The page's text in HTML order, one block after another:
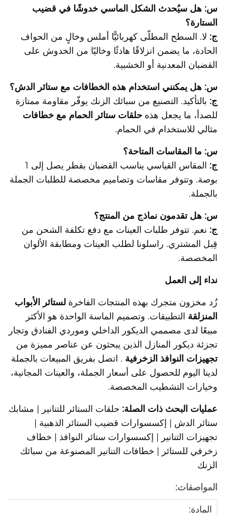
س: هل سيُحدث الشكل الماسي خدوشًا في قضيب
الستارة؟
ج: لا. السطح المطلّى كهربائيًّا أملس وخالٍ من الحواف
الحادة، ما يضمن انزلاقًا هادئًا وخاليًا من الخدوش على
القضبان المعدنية أو الخشبية.
س: هل يمكنني استخدام هذه الخطافات مع ستائر الدش؟
ج: بالتأكيد. التصنيع من سبائك الزنك يوفّر مقاومة ممتازة
للصدأ، ما يجعل هذه حلقات ستائر الحمام مع خطافات
مثالي للاستخدام في الحمام.
س: ما المقاسات المتاحة؟
ج:
المقاس القياسي يناسب القضبان بقطر يصل إلى 1
بوصة. وتتوفر مقاسات وتصاميم مخصصة للطلبات الجملة
بالجملة.
س: هل تقدمون نماذج من المنتج؟
ج: نعم. تتوفر طلبات العينات مع دفع تكلفة الشحن من
قِبل المشتري. راسلونا لطلب العينات ومطابقة الألوان
المخصصة.
نداء إلى العمل
زُد مخزون متجرك بهذه المنتجات الفاخرة لستائر الأبواب
المنزلقة التطبيقات. وتصميم الماسة الواحدة هو الأكثر
مبيعًا لدى مصممي الديكور الداخلي وموردي الفنادق وتجار
تجزئة ديكور المنازل الذين يبحثون عن عناصر مميزة من
تجهيزات النوافذ الزخرفية . اتصل بفريق المبيعات بالجملة
لدينا اليوم للحصول على أسعار الجملة، والعينات المجانية،
وخيارات التشطيب المخصصة.
عمليات البحث ذات الصلة: حلقات الستائر للتنانير | مشابك
ستائر الدش | إكسسوارات قضيب الستائر الذهبية |
تجهيزات التنانير | إكسسوارات ستائر النوافذ | خطاف
زخرفي للستائر | خطافات التنانير المصنوعة من سبائك
الزنك
المواصفات:
المادة: